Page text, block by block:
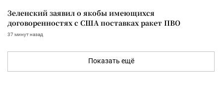
Зеленский заявил о якобы имеющихся
договоренностях с США поставках ракет ПВО
37 минут назад
Показать ещё